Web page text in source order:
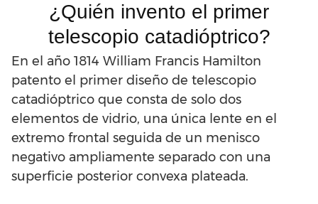
¿Quién invento el primer
telescopio catadióptrico?
En el año 1814 William Francis Hamilton
patento el primer diseño de telescopio
catadióptrico que consta de solo dos
elementos de vidrio, una única lente en el
extremo frontal seguida de un menisco
negativo ampliamente separado con una
superficie posterior convexa plateada.